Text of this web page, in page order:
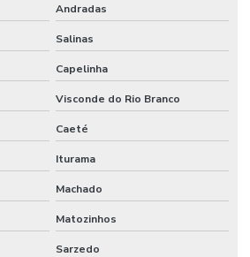
Técnicos
Empresas
e corretiva
Internet Das Coisas
Andradas
Salinas
Capelinha
Visconde do Rio Branco
Caeté
Iturama
Machado
Matozinhos
Sarzedo